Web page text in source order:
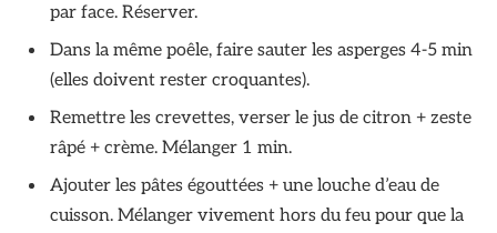
par face. Réserver.
Dans la même poêle, faire sauter les asperges 4-5 min
(elles doivent rester croquantes).
Remettre les crevettes, verser le jus de citron + zeste
râpé + crème. Mélanger 1 min.
Ajouter les pâtes égouttées + une louche d’eau de
cuisson. Mélanger vivement hors du feu pour que la